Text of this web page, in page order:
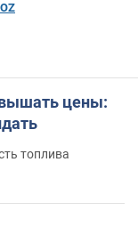
цены:
топлива